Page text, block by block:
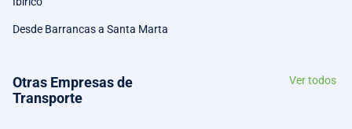
Desde Barrancas a Santa Marta
Otras Empresas de
Transporte
Ver todos